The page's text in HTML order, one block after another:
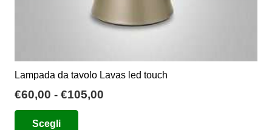
Lampada da tavolo Lavas led touch
€60,00 - €105,00
Scegli